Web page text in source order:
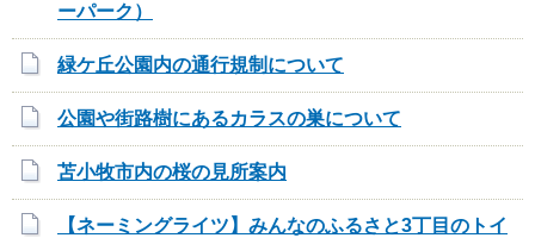
ーパーク）
緑ケ丘公園内の通行規制について
公園や街路樹にあるカラスの巣について
苫小牧市内の桜の見所案内
【ネーミングライツ】みんなのふるさと3丁目のトイ